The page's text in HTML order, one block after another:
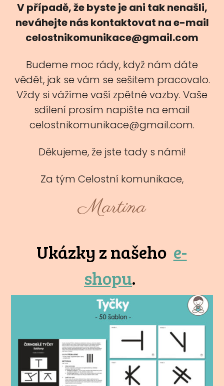
V případě, že byste je ani tak nenašli,
neváhejte nás kontaktovat na e-mail
celostnikomunikace@gmail.com
Budeme moc rády, když nám dáte
vědět, jak se vám se sešitem pracovalo.
Vždy si vážíme vaší zpětné vazby. Vaše
sdílení prosím napište na email
celostnikomunikace@gmail.com.
Děkujeme, že jste tady s námi!
Za tým Celostní komunikace,
Martina
Ukázky z našeho e-
shopu.